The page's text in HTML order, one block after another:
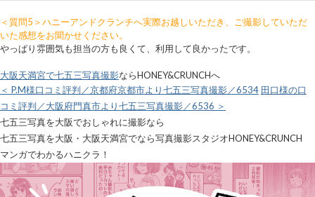
＜質問5＞ハニーアンドクランチへ実際お越しいただき、ご撮影していただ
いた感想をお聞かせください。
やっぱり雰囲気も担当の方も良くて、利用して良かったです。
大阪天満宮で七五三写真撮影ならHONEY&CRUNCHへ
＜ P.M様口コミ評判／京都府京都市より七五三写真撮影／6534 田口様の口
コミ評判／大阪府門真市より七五三写真撮影／6536 ＞
七五三写真を大阪でおしゃれに撮影なら
七五三写真を大阪・大阪天満宮でなら写真撮影スタジオHONEY&CRUNCH
マンガでわかるハニクラ！